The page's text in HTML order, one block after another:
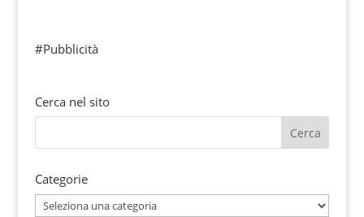
#Pubblicità
Cerca nel sito
Categorie
Categorie